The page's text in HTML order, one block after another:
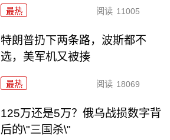
最热 阅读 11005
特朗普扔下两条路，波斯都不
选，美军机又被揍
最热 阅读 18069
125万还是5万？俄乌战损数字背
后的\"三国杀\"